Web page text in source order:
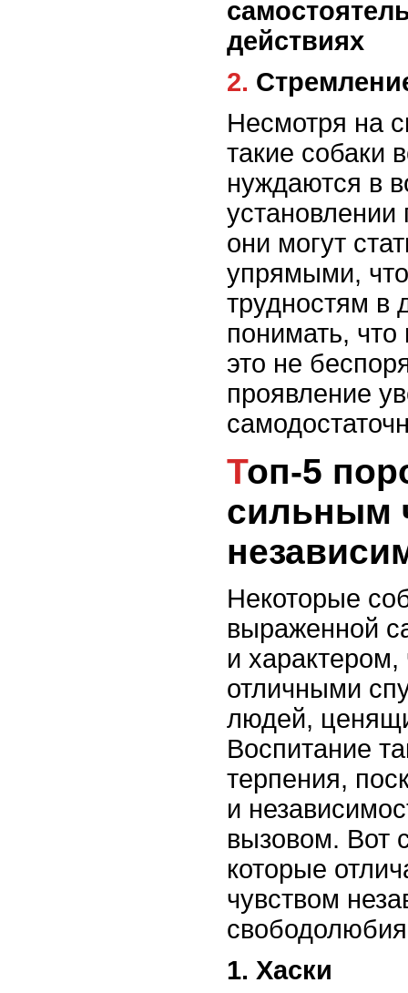
действиях
2.
Несмотря на
такие собаки
нуждаются в
установлении
они могут
упрямыми,
трудностям в
понимать, что
это не
проявление
Топ-5 пород собак с
сильным
Некоторые
выраженной
и характером,
отличными
людей,
Воспитание
терпения,
и
вызовом. Вот
которые
чувством
1. Хаски